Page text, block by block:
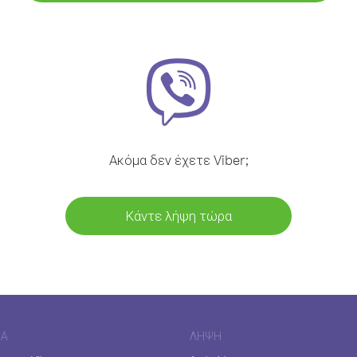
Ακόμα δεν έχετε Viber;
Κάντε λήψη τώρα
ΛΉΨΗ